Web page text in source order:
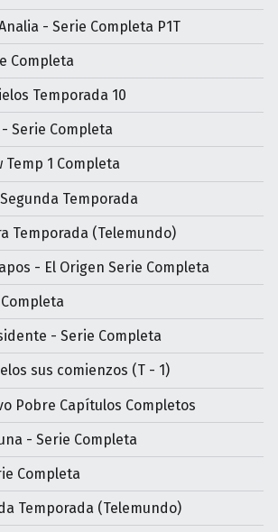
- Serie Completa P1T
Completa
Temporada 10
Serie Completa
Temp 1 Completa
Temporada
Temporada (Telemundo)
- El Origen Serie Completa
- Serie Completa
sus comienzos (T - 1)
Pobre Capítulos Completos
- Serie Completa
Completa
Temporada (Telemundo)